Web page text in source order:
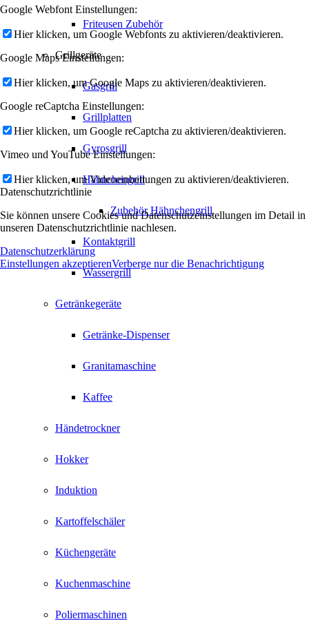
Friteusen Zubehör
Grillgeräte
Gasgrill
Grillplatten
Gyrosgrill
Hähnchengrill
Zubehör Hähnchengrill
Kontaktgrill
Wassergrill
Getränkegeräte
Getränke-Dispenser
Granitamaschine
Kaffee
Händetrockner
Hokker
Induktion
Kartoffelschäler
Küchengeräte
Kuchenmaschine
Poliermaschinen
Google Webfont Einstellungen:
Hier klicken, um Google Webfonts zu aktivieren/deaktivieren.
Google Maps Einstellungen:
Hier klicken, um Google Maps zu aktivieren/deaktivieren.
Google reCaptcha Einstellungen:
Hier klicken, um Google reCaptcha zu aktivieren/deaktivieren.
Vimeo und YouTube Einstellungen:
Hier klicken, um Videoeinbettungen zu aktivieren/deaktivieren.
Datenschutzrichtlinie
Sie können unsere Cookies und Datenschutzeinstellungen im Detail in
unseren Datenschutzrichtlinie nachlesen.
Datenschutzerklärung
Einstellungen akzeptierenVerberge nur die Benachrichtigung